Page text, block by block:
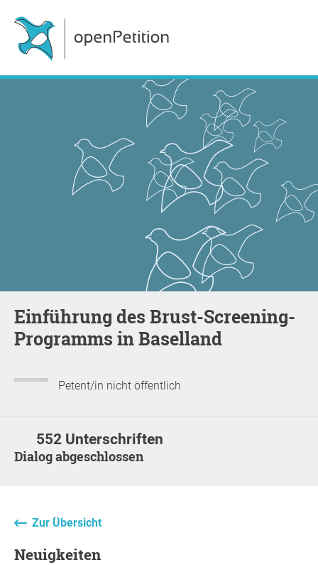
Einführung des Brust-Screening-
Programms in Baselland
Petent/in nicht öffentlich
552 Unterschriften
Dialog abgeschlossen
Zur Übersicht
Neuigkeiten